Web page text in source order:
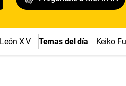
XIV Temas del día Keiko